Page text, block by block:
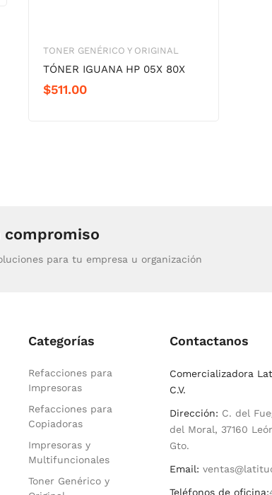
TONER GENÉRICO Y ORIGINAL
TÓNER IGUANA HP 05X 80X
$511.00
para tu empresa u organización
Categorías
Refacciones para
Impresoras
Refacciones para
Copiadoras
Impresoras y
Multifuncionales
Toner Genérico y
Contactanos
Comercializadora
C.V.
Dirección: C. del
del Moral, 37160
Gto.
Email:
Teléfonos de oficina: